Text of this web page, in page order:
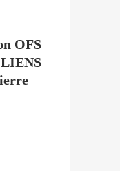
OFS